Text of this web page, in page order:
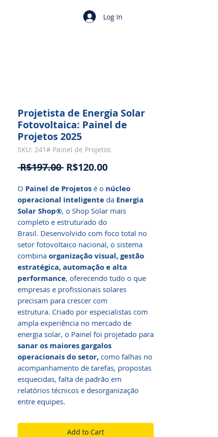
Log In
Projetista de Energia Solar
Fotovoltaica: Painel de
Projetos 2025
SKU: 241# Painel de Projetos
R$197.00 Regular
R$120.00Sale
O Painel de Projetos é o núcleo
operacional inteligente da Energia
Solar Shop®, o Shop Solar mais
completo e estruturado do
Brasil. Desenvolvido com foco total no
setor fotovoltaico nacional, o sistema
combina organização visual, gestão
estratégica, automação e alta
performance, oferecendo tudo o que
empresas e profissionais solares
precisam para crescer com
estrutura. Criado por especialistas com
ampla experiência no mercado de
energia solar, o Painel foi projetado para
sanar os maiores gargalos
operacionais do setor, como falhas no
acompanhamento de tarefas, propostas
esquecidas, falta de padrão em
relatórios técnicos e desorganização
entre equipes.
Add to Cart